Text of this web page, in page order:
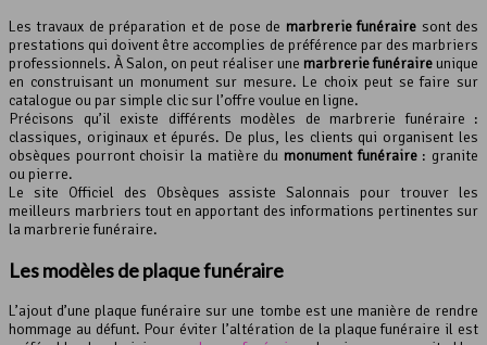
Les travaux de préparation et de pose de marbrerie funéraire sont des
prestations qui doivent être accomplies de préférence par des marbriers
professionnels. À Salon, on peut réaliser une marbrerie funéraireunique
en construisant un monument sur mesure. Le choix peut se faire sur
catalogue ou par simple clic sur l’offre voulue en ligne.
Précisons qu’il existe différents modèles de marbrerie funéraire :
classiques, originaux et épurés. De plus, les clients qui organisent les
obsèques pourront choisir la matière du monument funéraire: granite
ou pierre.
Le site Officiel des Obsèques assiste Salonnais pour trouver les
meilleurs marbriers tout en apportant des informations pertinentes sur
la marbrerie funéraire.
Les modèles deplaque funéraire
L’ajout d’une plaque funéraire sur une tombe est une manière de rendre
hommage au défunt. Pour éviter l’altération de la plaque funéraire il est